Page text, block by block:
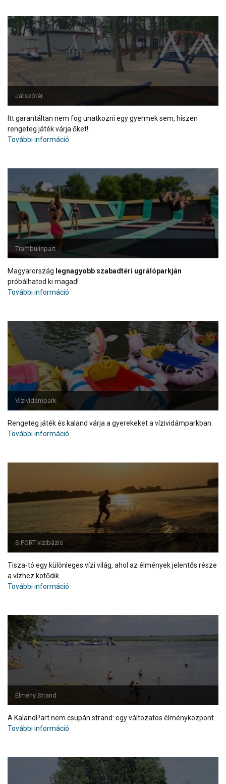
Játszótér
Itt garantáltan nem fog unatkozni egy gyermek sem, hiszen
rengeteg játék várja őket!
További információ
Trambulinpart
Magyarország legnagyobb szabadtéri ugrálóparkján
próbálhatod ki magad!
További információ
Vízividámpark
Rengeteg játék és kaland várja a gyerekeket a vízividámparkban.
További információ
S.PORT vízibázis
Tisza-tó egy különleges vízi világ, ahol az élmények jelentős része
a vízhez kötődik.
További információ
Élmény Strand
A KalandPart nem csupán strand: egy változatos élményközpont.
További információ